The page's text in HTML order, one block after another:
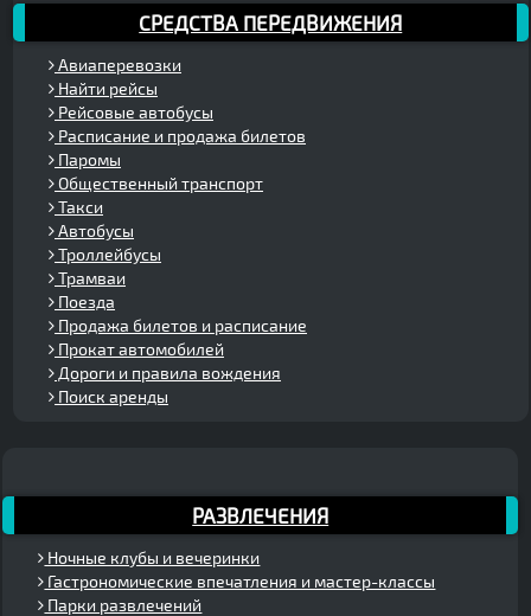
СРЕДСТВА ПЕРЕДВИЖЕНИЯ
Авиаперевозки
Найти рейсы
Рейсовые автобусы
Расписание и продажа билетов
Паромы
Общественный транспорт
Такси
Автобусы
Троллейбусы
Трамваи
Поезда
Продажа билетов и расписание
Прокат автомобилей
Дороги и правила вождения
Поиск аренды
РАЗВЛЕЧЕНИЯ
Ночные клубы и вечеринки
Гастрономические впечатления и мастер-классы
Парки развлечений